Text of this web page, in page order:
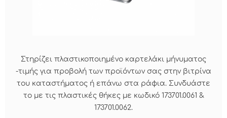
Στηρίζει πλαστικοποιημένο καρτελάκι μήνυματος
-τιμής για προβολή των προϊόντων σας στην βιτρίνα
του καταστήματος ή επάνω στα ράφια. Συνδυάστε
το με τις πλαστικές θήκες με κωδικό 173701.0061 &
173701.0062.